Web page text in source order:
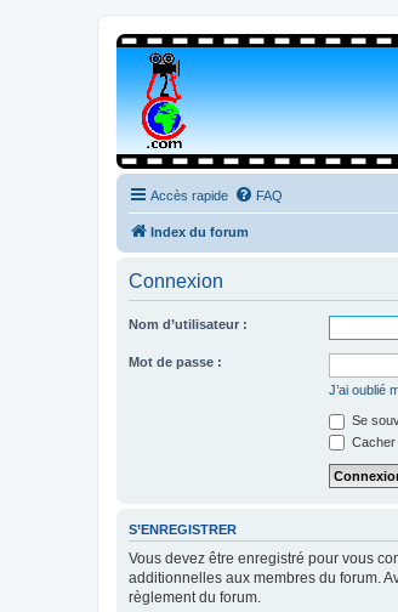
Accès rapide FAQ
Index du forum
Connexion
Nom d’utilisateur :
Mot de passe :
J’ai oublié
Se
Cacher
S’ENREGISTRER
Vous devez être enregistré pour vous
additionnelles aux membres du forum.
règlement du forum.